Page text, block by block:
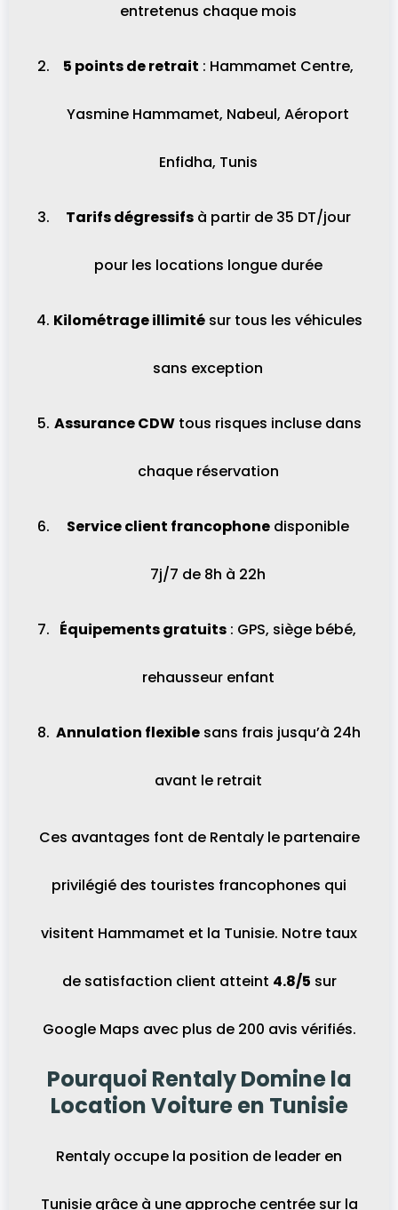
entretenus chaque mois
5 points de retrait : Hammamet Centre,
Yasmine Hammamet, Nabeul, Aéroport
Enfidha, Tunis
Tarifs dégressifsà partir de 35 DT/jour
pour les locations longue durée
Kilométrage illimité sur tous les véhicules
sans exception
Assurance CDW tous risques incluse dans
chaque réservation
Service client francophone disponible
7j/7 de 8h à 22h
Équipements gratuits : GPS, siège bébé,
rehausseur enfant
Annulation flexiblesans frais jusqu’à 24h
avant le retrait
Ces avantages font de Rentaly le partenaire
privilégié des touristes francophones qui
visitent Hammamet et la Tunisie. Notre taux
de satisfaction client atteint 4.8/5 sur
Google Maps avec plus de 200 avis vérifiés.
Pourquoi Rentaly Domine la
Location Voiture en Tunisie
Rentaly occupe la position de leader en
Tunisie grâce à une approche centrée sur la